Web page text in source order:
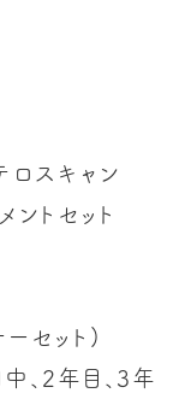
ロスキャン
ントセット
セット)
、2年目、3年